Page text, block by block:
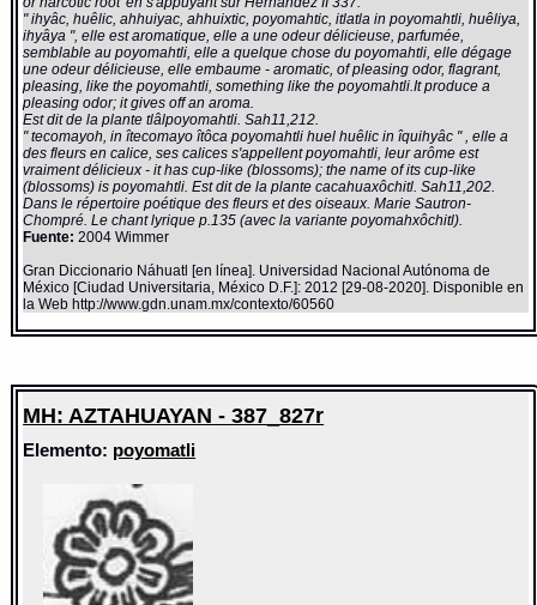
" ihyâc, huêlic, ahhuiyac, ahhuixtic, poyomahtic, itlatla in poyomahtli, huêliya,
ihyâya ", elle est aromatique, elle a une odeur délicieuse, parfumée,
semblable au poyomahtli, elle a quelque chose du poyomahtli, elle dégage
une odeur délicieuse, elle embaume - aromatic, of pleasing odor, flagrant,
pleasing, like the poyomahtli, something like the poyomahtli.It produce a
pleasing odor; it gives off an aroma.
Est dit de la plante tlâlpoyomahtli. Sah11,212.
" tecomayoh, in îtecomayo îtôca poyomahtli huel huêlic in îquihyâc " , elle a
des fleurs en calice, ses calices s'appellent poyomahtli, leur arôme est
vraiment délicieux - it has cup-like (blossoms); the name of its cup-like
(blossoms) is poyomahtli. Est dit de la plante cacahuaxôchitl. Sah11,202.
Dans le répertoire poétique des fleurs et des oiseaux. Marie Sautron-
Chompré. Le chant lyrique p.135 (avec la variante poyomahxôchitl).
Fuente: 2004 Wimmer
Gran Diccionario Náhuatl [en línea]. Universidad Nacional Autónoma de
México [Ciudad Universitaria, México D.F.]: 2012 [29-08-2020]. Disponible en
la Web http://www.gdn.unam.mx/contexto/60560
MH: AZTAHUAYAN - 387_827r
Elemento: poyomatli